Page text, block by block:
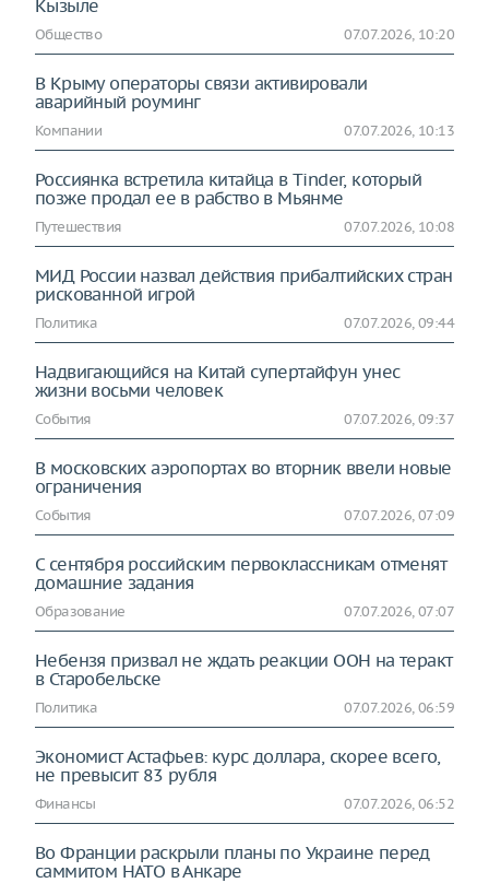
Кызыле
Общество 07.07.2026, 10:20
В Крыму операторы связи активировали
аварийный роуминг
Компании 07.07.2026, 10:13
Россиянка встретила китайца в Tinder, который
позже продал ее в рабство в Мьянме
Путешествия 07.07.2026, 10:08
МИД России назвал действия прибалтийских стран
рискованной игрой
Политика 07.07.2026, 09:44
Надвигающийся на Китай супертайфун унес
жизни восьми человек
События 07.07.2026, 09:37
В московских аэропортах во вторник ввели новые
ограничения
События 07.07.2026, 07:09
С сентября российским первоклассникам отменят
домашние задания
Образование 07.07.2026, 07:07
Небензя призвал не ждать реакции ООН на теракт
в Старобельске
Политика 07.07.2026, 06:59
Экономист Астафьев: курс доллара, скорее всего,
не превысит 83 рубля
Финансы 07.07.2026, 06:52
Во Франции раскрыли планы по Украине перед
саммитом НАТО в Анкаре